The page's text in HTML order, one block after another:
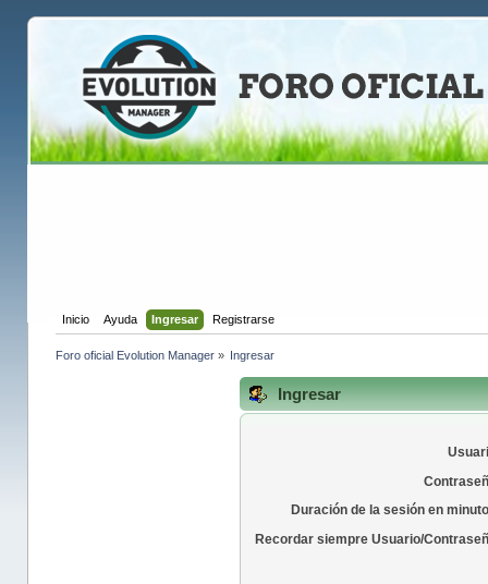
Inicio Ayuda Ingresar Registrarse
Foro oficial Evolution Manager» Ingresar
Ingresar
Duración de la sesión en
Recordar siempre Usuario/